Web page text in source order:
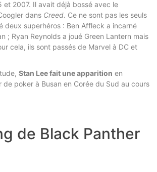
et 2007. Il avait déjà bossé avec le
dans Creed. Ce ne sont pas les seuls
deux superhéros : Ben Affleck a incarné
; Ryan Reynolds a joué Green Lantern mais
cela, ils sont passés de Marvel à DC et
Stan Lee fait une apparition en
de poker à Busan en Corée du Sud au cours
de Black Panther